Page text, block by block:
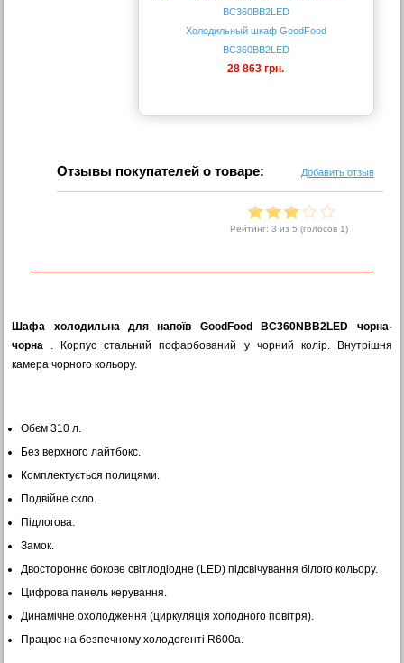
Холодильный шкаф GoodFood
BC360BB2LED
28 863 грн.
Отзывы покупателей о товаре: Добавить отзыв
Рейтинг: 3 из 5 (голосов 1)
Шафа холодильна для напоїв GoodFood BC360NBB2LED чорна-
чорна . Корпус стальний пофарбований у чорний колір. Внутрішня
камера чорного кольору.
Обєм 310 л.
Без верхного лайтбокс.
Комплектується полицями.
Подвійне скло.
Підлогова.
Замок.
Двостороннє бокове світлодіодне (LED) підсвічування білого кольору.
Цифрова панель керування.
Динамічне охолодження (циркуляція холодного повітря).
Працює на безпечному холодогенті R600a.